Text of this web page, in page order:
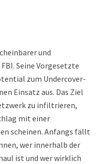
und
Seine Vorgesetzte
zum Undercover-
Einsatz aus. Das Ziel
zu infiltrieren,
mit einer
scheinen. Anfangs fällt
wer innerhalb der
ist und wer wirklich